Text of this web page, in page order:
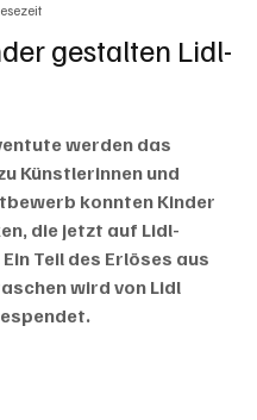
gestalten Lidl-
werden das
Künstlerinnen und
konnten Kinder
die jetzt auf Lidl-
Teil des Erlöses aus
wird von Lidl